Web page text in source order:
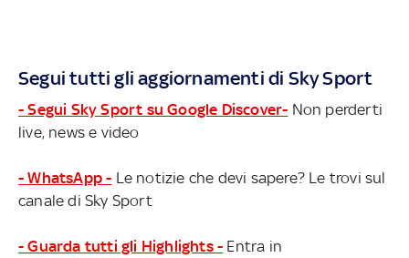
Segui tutti gli aggiornamenti di Sky Sport
- Segui Sky Sport su Google Discover- Non perderti
live, news e video
- WhatsApp - Le notizie che devi sapere? Le trovi sul
canale di Sky Sport
- Guarda tutti gli Highlights - Entra in